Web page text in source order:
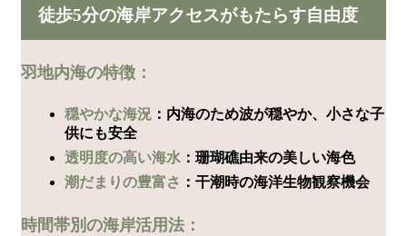
徒歩5分の海岸アクセスがもたらす自由度
羽地内海の特徴：
穏やかな海況 ：内海のため波が穏やか、小さな子
供にも安全
透明度の高い海水 ：珊瑚礁由来の美しい海色
潮だまりの豊富さ ：干潮時の海洋生物観察機会
時間帯別の海岸活用法：